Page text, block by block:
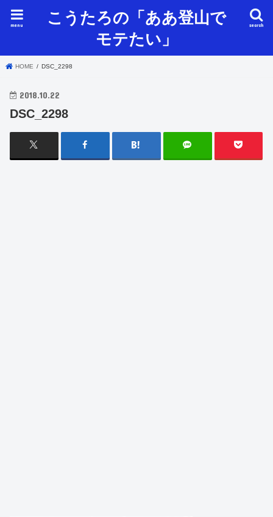
こうたろの「ああ登山で
モテたい」
search
menu
HOME DSC_2298
2018.10.22
DSC_2298